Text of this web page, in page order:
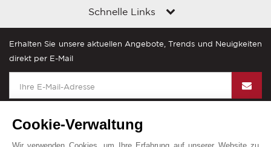
Schnelle Links
Erhalten Sie unsere aktuellen Angebote, Trends und Neuigkeiten
direkt per E-Mail
Cookie-Verwaltung
Wir verwenden Cookies, um Ihre Erfahrung auf unserer Website zu